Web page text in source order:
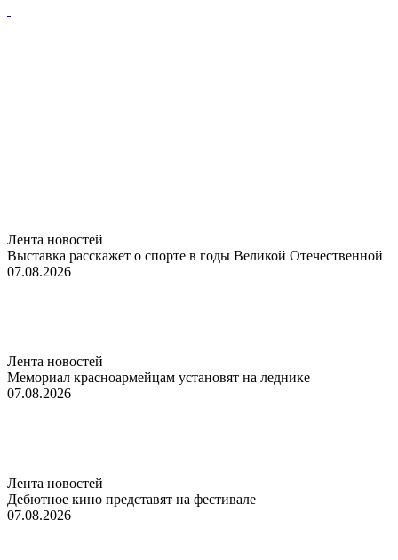
Лента новостей
Выставка расскажет о спорте в годы Великой Отечественной
07.08.2026
Лента новостей
Мемориал красноармейцам установят на леднике
07.08.2026
Лента новостей
Дебютное кино представят на фестивале
07.08.2026